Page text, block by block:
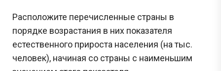
Расположите перечисленные страны в
порядке возрастания в них показателя
естественного прироста населения (на тыс.
человек), начиная со страны с наименьшим